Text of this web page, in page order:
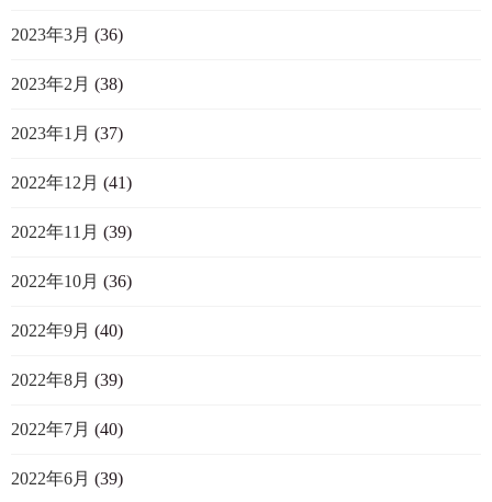
2023年3月 (36)
2023年2月 (38)
2023年1月 (37)
2022年12月 (41)
2022年11月 (39)
2022年10月 (36)
2022年9月 (40)
2022年8月 (39)
2022年7月 (40)
2022年6月 (39)